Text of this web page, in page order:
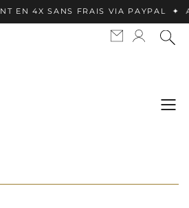
FRAIS VIA PAYPAL ✦ APPLE